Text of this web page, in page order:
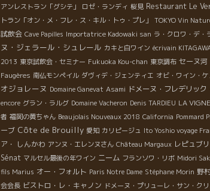
アンレストラン「グシテ」
ロゼ・ランディ 桜見 Restaurant Le
トラン「オン・メ・フレ・ス・キル・トゥ・プレ」
TOKYO Vin
試飲会 Cave Papilles Importatrice Kadowaki san ラ・クロワ・デ・
ヌ・ジェラール・シュレール カキと白ワイン écrivain
2013 東京試飲会・セミナー Fukuoka Kou-chan 東京調布 セーヌ河
Faugères 南仏モンペイル ダヴィデ・ジェンティエ オビ・ワイン・
オジョレーヌ Domaine Ganevat Asami ドメーヌ・フレデリッ
encore グラン・ラルグ Domaine Vacheron Denis TARDIEU LA VIGNE
者 福岡の黄ちゃん Beaujolais Nouveaux 2018 California Pommard
ーブ Côte de Brouilly 愛知 カリピージュ Ito Yoshio voyage
ア・ しんかわ アンヌ・エレンヌさん Château Margaux レピュブ
Sénat マルセル最後の年ワイン ニーム フランソワ・リボ Midori
fils Marius オー・フォルト Paris Notre Dame Stéphane Morin 野
会会長 ビストロ・レ・キャノン ドメーヌ・プリューレ・サン・ク